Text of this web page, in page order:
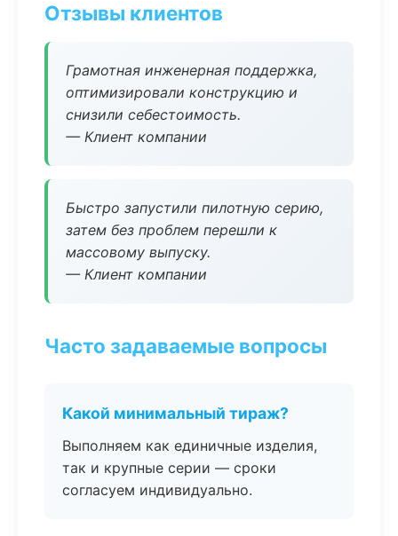
Отзывы клиентов
Грамотная инженерная поддержка,
оптимизировали конструкцию и
снизили себестоимость.
— Клиент компании
Быстро запустили пилотную серию,
затем без проблем перешли к
массовому выпуску.
— Клиент компании
Часто задаваемые вопросы
Какой минимальный тираж?
Выполняем как единичные изделия,
так и крупные серии — сроки
согласуем индивидуально.